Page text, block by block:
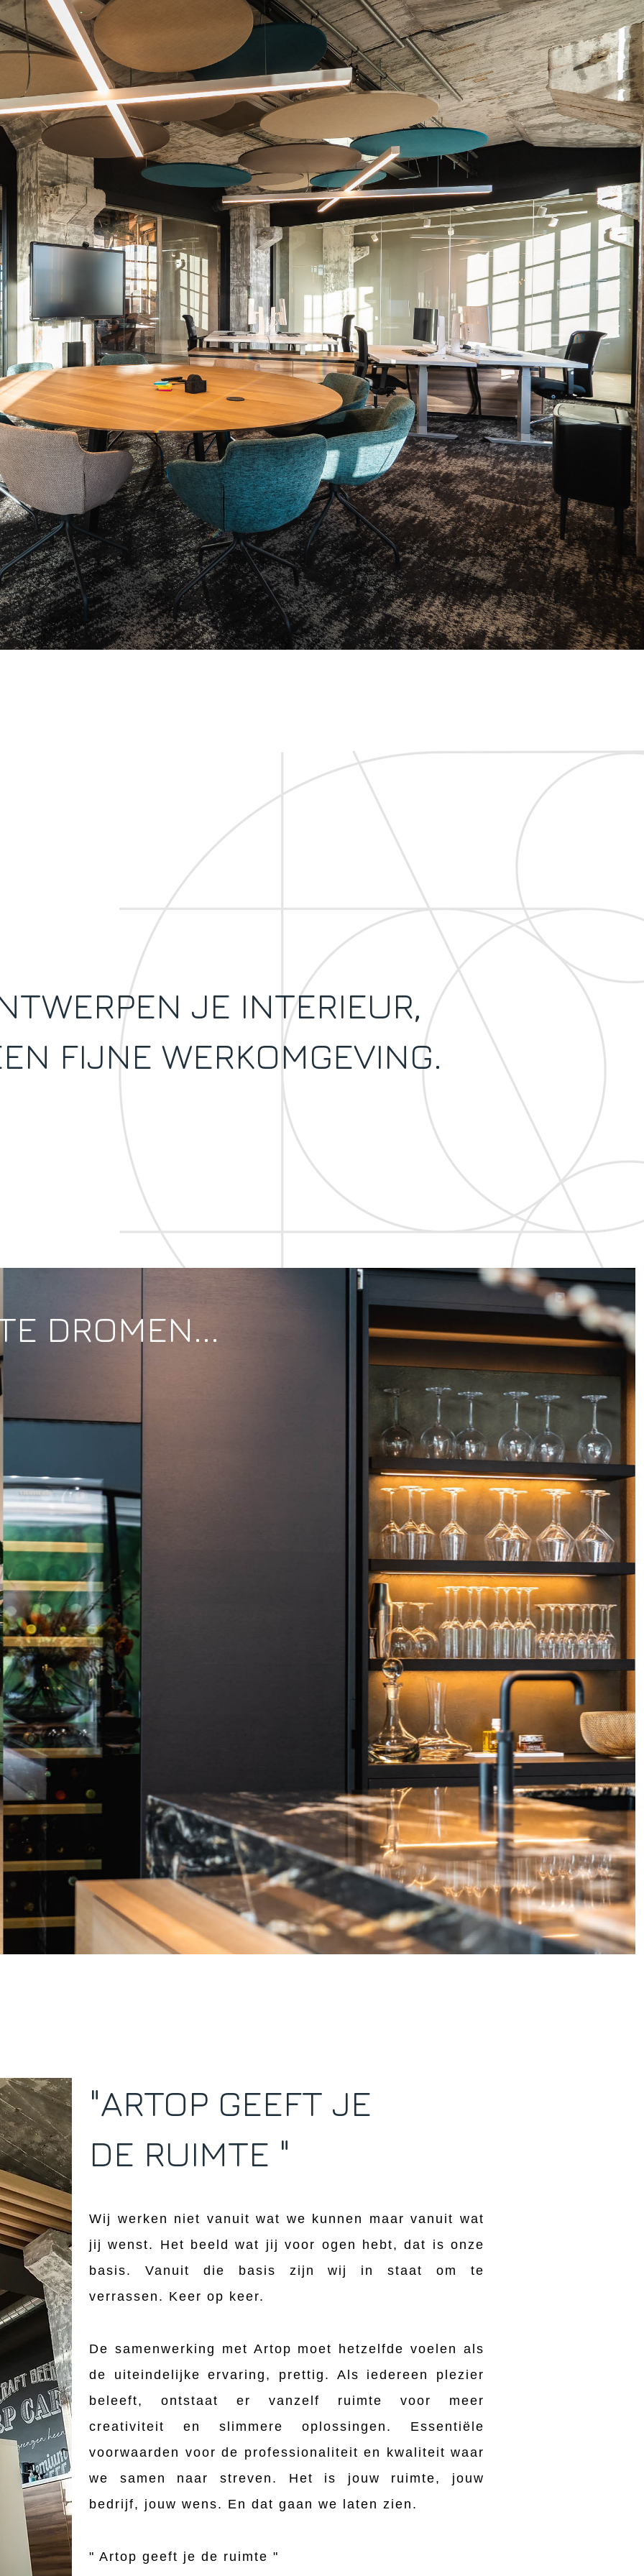
JE INTERIEUR,
FIJNE WERKOMGEVING.
DROMEN...
"ARTOP GEEFT JE
DE RUIMTE "
Wij werken niet vanuit wat we kunnen maar vanuit wat
jij wenst. Het beeld wat jij voor ogen hebt, dat is onze
basis. Vanuit die basis zijn wij in staat om te
verrassen. Keer op keer.
De samenwerking met Artop moet hetzelfde voelen als
de uiteindelijke ervaring, prettig. Als iedereen plezier
beleeft, ontstaat er vanzelf ruimte voor meer
creativiteit en slimmere oplossingen. Essentiële
voorwaarden voor de professionaliteit en kwaliteit waar
we samen naar streven. Het is jouw ruimte, jouw
bedrijf, jouw wens. En dat gaan we laten zien.
" Artop geeft je de ruimte "